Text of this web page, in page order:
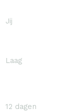
Jij
Laag
12 dagen